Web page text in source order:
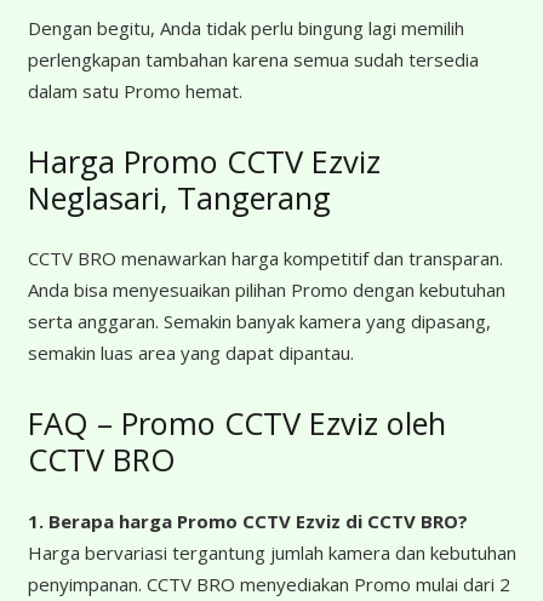
Dengan begitu, Anda tidak perlu bingung lagi memilih
perlengkapan tambahan karena semua sudah tersedia
dalam satu Promo hemat.
Harga Promo CCTV Ezviz
Neglasari, Tangerang
CCTV BRO menawarkan harga kompetitif dan transparan.
Anda bisa menyesuaikan pilihan Promo dengan kebutuhan
serta anggaran. Semakin banyak kamera yang dipasang,
semakin luas area yang dapat dipantau.
FAQ – Promo CCTV Ezviz oleh
CCTV BRO
1. Berapa harga Promo CCTV Ezviz di CCTV BRO?
Harga bervariasi tergantung jumlah kamera dan kebutuhan
penyimpanan. CCTV BRO menyediakan Promo mulai dari 2